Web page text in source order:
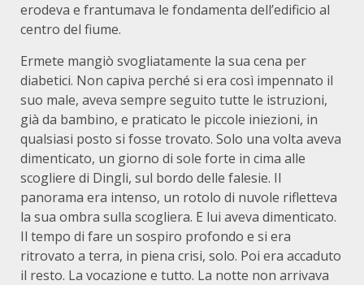
erodeva e frantumava le fondamenta dell’edificio al
centro del fiume.
Ermete mangiò svogliatamente la sua cena per
diabetici. Non capiva perché si era così impennato il
suo male, aveva sempre seguito tutte le istruzioni,
già da bambino, e praticato le piccole iniezioni, in
qualsiasi posto si fosse trovato. Solo una volta aveva
dimenticato, un giorno di sole forte in cima alle
scogliere di Dingli, sul bordo delle falesie. Il
panorama era intenso, un rotolo di nuvole rifletteva
la sua ombra sulla scogliera. E lui aveva dimenticato.
Il tempo di fare un sospiro profondo e si era
ritrovato a terra, in piena crisi, solo. Poi era accaduto
il resto. La vocazione e tutto. La notte non arrivava